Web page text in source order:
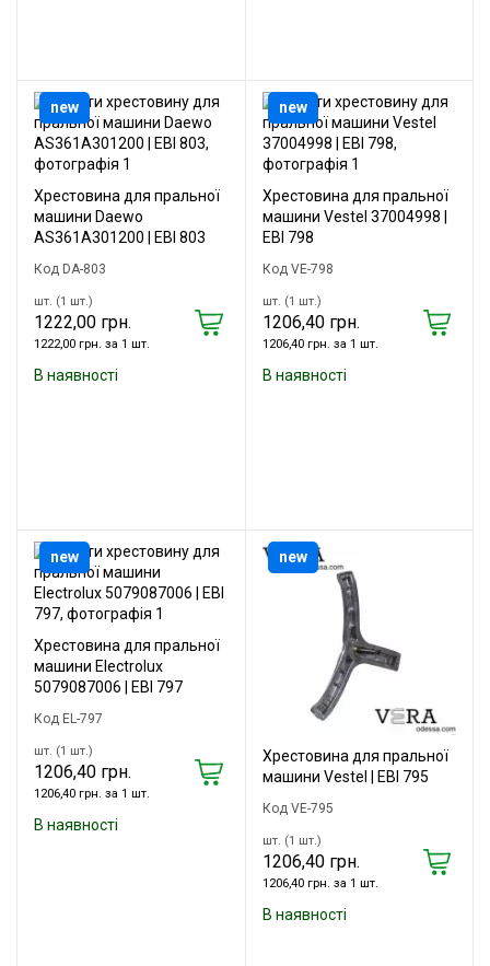
Хрестовина для пральної
машини Daewo
AS361A301200 | EBI 803
Код DA-803
шт. (1 шт.)
1222,00 грн.
1222,00 грн. за 1 шт.
В наявності
new
Хрестовина для пральної
машини Vestel 37004998 |
EBI 798
Код VE-798
шт. (1 шт.)
1206,40 грн.
1206,40 грн. за 1 шт.
В наявності
new
Хрестовина для пральної
машини Electrolux
5079087006 | EBI 797
Код EL-797
шт. (1 шт.)
1206,40 грн.
1206,40 грн. за 1 шт.
В наявності
new
Хрестовина для пральної
машини Vestel | EBI 795
Код VE-795
шт. (1 шт.)
1206,40 грн.
1206,40 грн. за 1 шт.
В наявності
new